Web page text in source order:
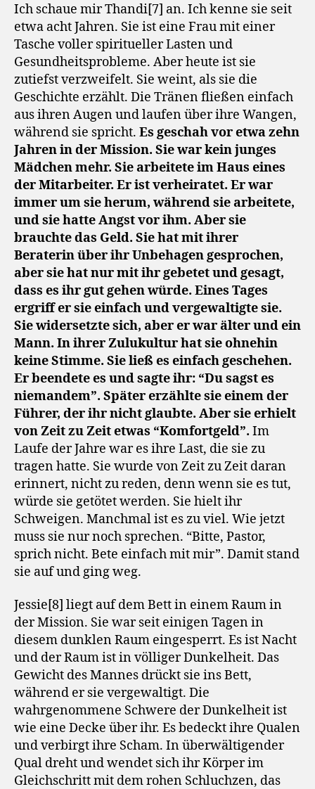
Ich schaue mir Thandi[7] an. Ich kenne sie seit
etwa acht Jahren. Sie ist eine Frau mit einer
Tasche voller spiritueller Lasten und
Gesundheitsprobleme. Aber heute ist sie
zutiefst verzweifelt. Sie weint, als sie die
Geschichte erzählt. Die Tränen fließen einfach
aus ihren Augen und laufen über ihre Wangen,
während sie spricht. Es geschah vor etwa zehn
Jahren in der Mission. Sie war kein junges
Mädchen mehr. Sie arbeitete im Haus eines
der Mitarbeiter. Er ist verheiratet. Er war
immer um sie herum, während sie arbeitete,
und sie hatte Angst vor ihm. Aber sie
brauchte das Geld. Sie hat mit ihrer
Beraterin über ihr Unbehagen gesprochen,
aber sie hat nur mit ihr gebetet und gesagt,
dass es ihr gut gehen würde. Eines Tages
ergriff er sie einfach und vergewaltigte sie.
Sie widersetzte sich, aber er war älter und ein
Mann. In ihrer Zulukultur hat sie ohnehin
keine Stimme. Sie ließ es einfach geschehen.
Er beendete es und sagte ihr: “Du sagst es
niemandem”. Später erzählte sie einem der
Führer, der ihr nicht glaubte. Aber sie erhielt
von Zeit zu Zeit etwas “Komfortgeld”. Im
Laufe der Jahre war es ihre Last, die sie zu
tragen hatte. Sie wurde von Zeit zu Zeit daran
erinnert, nicht zu reden, denn wenn sie es tut,
würde sie getötet werden. Sie hielt ihr
Schweigen. Manchmal ist es zu viel. Wie jetzt
muss sie nur noch sprechen. “Bitte, Pastor,
sprich nicht. Bete einfach mit mir”. Damit stand
sie auf und ging weg.
Jessie[8] liegt auf dem Bett in einem Raum in
der Mission. Sie war seit einigen Tagen in
diesem dunklen Raum eingesperrt. Es ist Nacht
und der Raum ist in völliger Dunkelheit. Das
Gewicht des Mannes drückt sie ins Bett,
während er sie vergewaltigt. Die
wahrgenommene Schwere der Dunkelheit ist
wie eine Decke über ihr. Es bedeckt ihre Qualen
und verbirgt ihre Scham. In überwältigender
Qual dreht und wendet sich ihr Körper im
Gleichschritt mit dem rohen Schluchzen, das